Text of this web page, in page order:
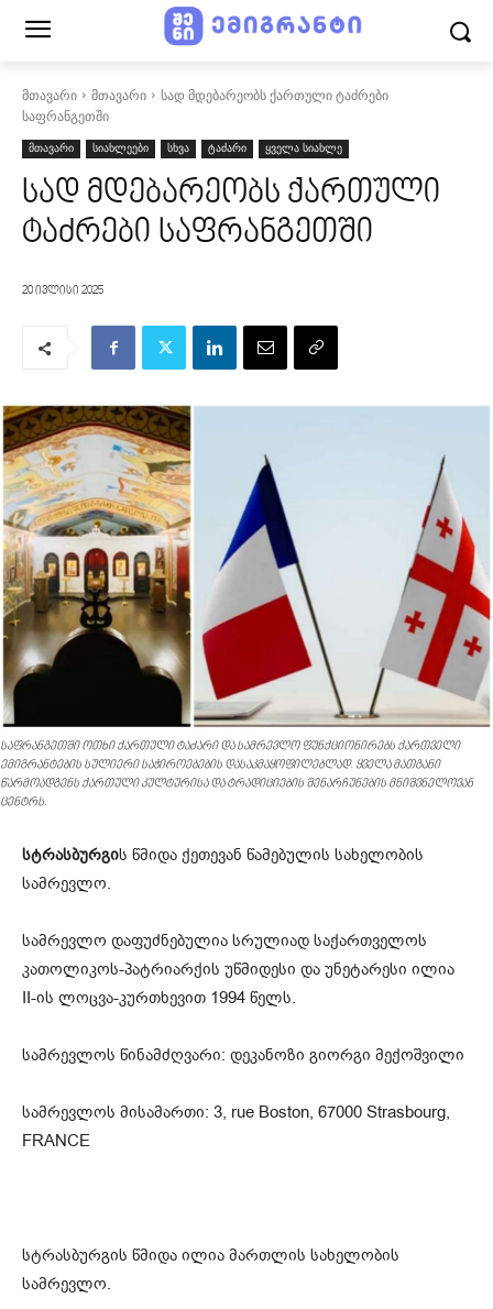
მთავარი მთავარი
სად მდებარეობს ქართული ტაძრები
საფრანგეთში
მთავარი სიახლეები სხვა ტაძარი ყველა სიახლე
სად მდებარეობს ქართული
ტაძრები საფრანგეთში
20 ივლისი 2025
საფრანგეთში ოთხი ქართული ტაძარი და სამრევლო ფუნქციონირებს ქართველი
ემიგრანტების სულიერი საჭიროებების დასაკმაყოფილებლად. ყველა მათგანი
წარმოადგენს ქართული კულტურისა და ტრადიციების შენარჩუნების მნიშვნელოვან
ცენტრს.
სტრასბურგის წმიდა ქეთევან წამებულის სახელობის
სამრევლო.
სამრევლო დაფუძნებულია სრულიად საქართველოს
კათოლიკოს-პატ­რიარქის უწმიდესი და უნეტარესი ილია
II-ის ლოცვა-კურთხევით 1994 წელს.
სამრევლოს წინამძღვარი: დეკანოზი გიორგი მექოშვილი
სამრევლოს მისამართი: 3, rue Boston, 67000 Strasbourg,
FRANCE
სტრასბურგის წმიდა ილია მართლის სახელობის
სამრევლო.